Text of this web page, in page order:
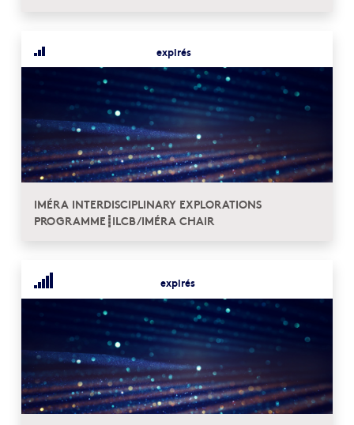
expirés
IMÉRA INTERDISCIPLINARY EXPLORATIONS
PROGRAMME┋ILCB/IMÉRA CHAIR
expirés